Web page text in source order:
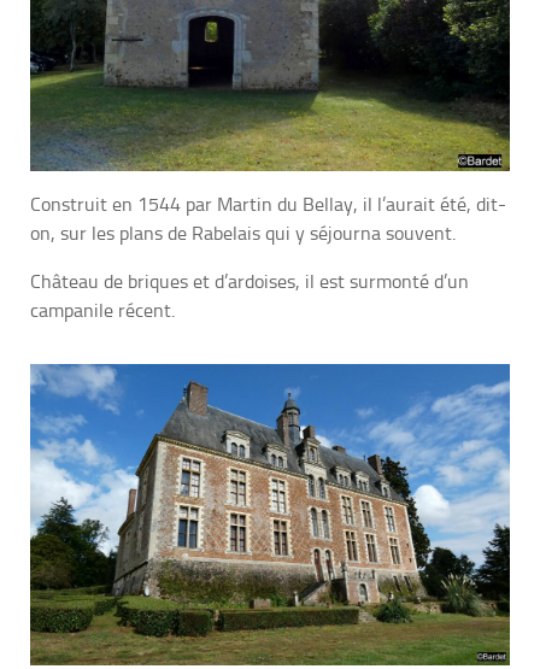
Construit en 1544 par Martin du Bellay, il l’aurait été, dit-
on, sur les plans de Rabelais qui y séjourna souvent.
Château de briques et d’ardoises, il est surmonté d’un
campanile récent.